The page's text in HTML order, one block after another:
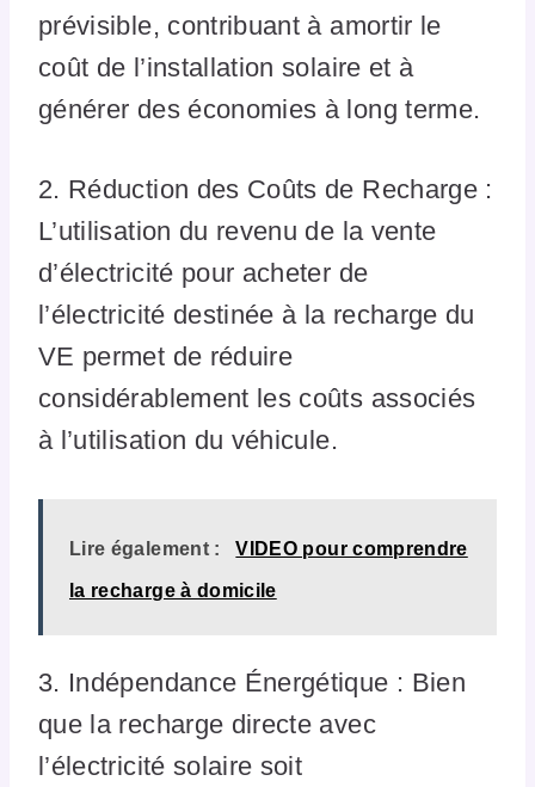
prévisible, contribuant à amortir le
coût de l’installation solaire et à
générer des économies à long terme.
2. Réduction des Coûts de Recharge :
L’utilisation du revenu de la vente
d’électricité pour acheter de
l’électricité destinée à la recharge du
VE permet de réduire
considérablement les coûts associés
à l’utilisation du véhicule.
Lire également : VIDEO pour comprendre
la recharge à domicile
3. Indépendance Énergétique : Bien
que la recharge directe avec
l’électricité solaire soit